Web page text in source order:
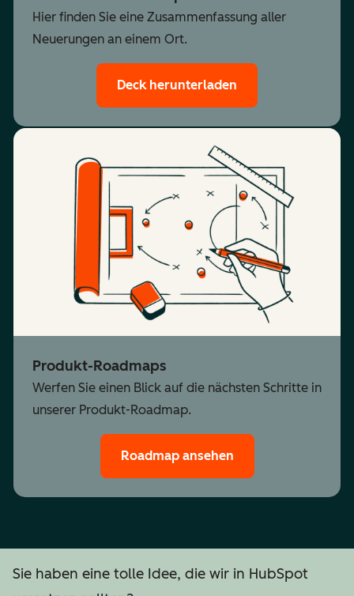
Hier finden Sie eine Zusammenfassung aller
Neuerungen an einem Ort.
Deck herunterladen
Produkt-Roadmaps
Werfen Sie einen Blick auf die nächsten Schritte in
unserer Produkt-Roadmap.
Roadmap ansehen
Sie haben eine tolle Idee, die wir in HubSpot